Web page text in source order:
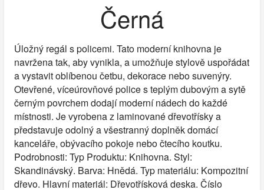
Černá
Úložný regál s policemi. Tato moderní knihovna je
navržena tak, aby vynikla, a umožňuje stylově uspořádat
a vystavit oblíbenou četbu, dekorace nebo suvenýry.
Otevřené, víceúrovňové police s teplým dubovým a sytě
černým povrchem dodají moderní nádech do každé
místnosti. Je vyrobena z laminované dřevotřísky a
představuje odolný a všestranný doplněk domácí
kanceláře, obývacího pokoje nebo čtecího koutku.
Podrobnosti: Typ Produktu: Knihovna. Styl:
Skandinávský. Barva: Hnědá. Typ materiálu: Kompozitní
dřevo. Hlavní materiál: Dřevotřísková deska. Číslo